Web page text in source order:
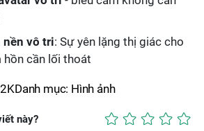
nền vô tri: Sự yên lặng thị giác cho
hồn cần lối thoát
mục: Hình ảnh
này?